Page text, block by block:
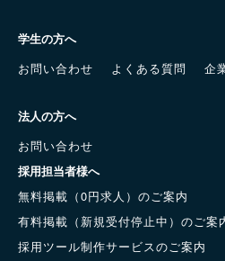
学生の方へ
お問い合わせ
よくある質問 企
法人の方へ
お問い合わせ
採用担当者様へ
無料掲載（0円求人）のご案内
有料掲載（新規受付停止中）のご案
採用ツール制作サービスのご案内